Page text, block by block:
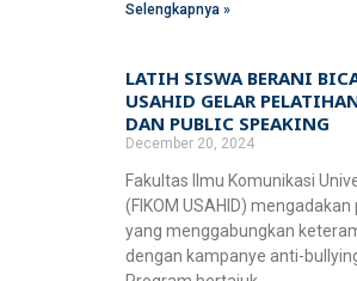
Selengkapnya »
LATIH SISWA BERANI
USAHID GELAR
DAN PUBLIC SPEAKING
December 20, 2024
Fakultas Ilmu Komunikasi
(FIKOM USAHID)
yang menggabungkan
dengan kampanye anti-